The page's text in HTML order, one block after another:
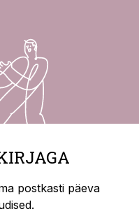
postkasti päeva